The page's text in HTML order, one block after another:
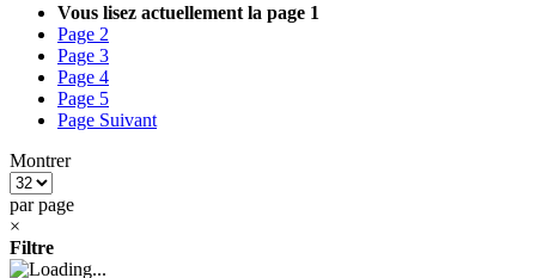
Vous lisez actuellement la page 1
Page 2
Page 3
Page 4
Page 5
Page Suivant
Montrer
par page
×
Filtre